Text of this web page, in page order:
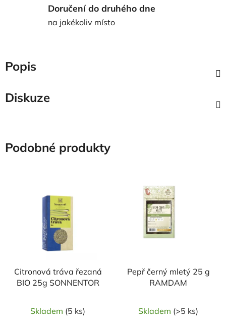
Doručení do druhého dne
na jakékoliv místo
Popis
Diskuze
Podobné produkty
Citronová tráva řezaná
BIO 25g SONNENTOR
Skladem (5 ks)
NAŠE OVĚŘENÁ
VOLBA
Pepř černý mletý 25 g
RAMDAM
Skladem (>5 ks)